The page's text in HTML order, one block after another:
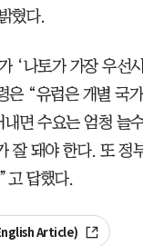
혔다.
‘나토가 가장 우선
은 “유럽은 개별 국
면 수요는 엄청 늘
잘 돼야 한다. 또 정
고 답했다.
Article)